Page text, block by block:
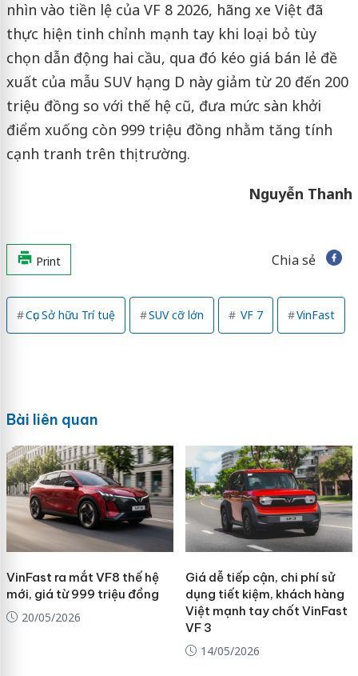
nhìn vào tiền lệ của VF 8 2026, hãng xe Việt đã
thực hiện tinh chỉnh mạnh tay khi loại bỏ tùy
chọn dẫn động hai cầu, qua đó kéo giá bán lẻ đề
xuất của mẫu SUV hạng D này giảm từ 20 đến 200
triệu đồng so với thế hệ cũ, đưa mức sàn khởi
điểm xuống còn 999 triệu đồng nhằm tăng tính
cạnh tranh trên thị trường.
Nguyễn Thanh
Print Chia sẻ
Cục Sở hữu Trí tuệ SUV cỡ lớn VF 7 VinFast
Bài liên quan
VinFast ra mắt VF8 thế hệ
mới, giá từ 999 triệu đồng
20/05/2026
Giá dễ tiếp cận, chi phí sử
dụng tiết kiệm, khách hàng
Việt mạnh tay chốt VinFast
VF 3
14/05/2026